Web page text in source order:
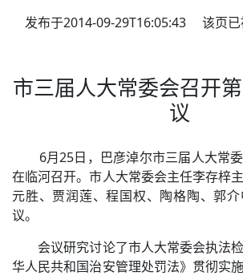
发布于2014-09-29T16:05:43 该页已
市三届人大常委会召开
议
6月25日，巴彦淖尔市三届人大常委
在临河召开。市人大常委会主任李存梓
元胜、贾润莲、程国权、陶格陶、郭
议。
会议研究讨论了市人大常委会执法
华人民共和国治安管理处罚法》贯彻实